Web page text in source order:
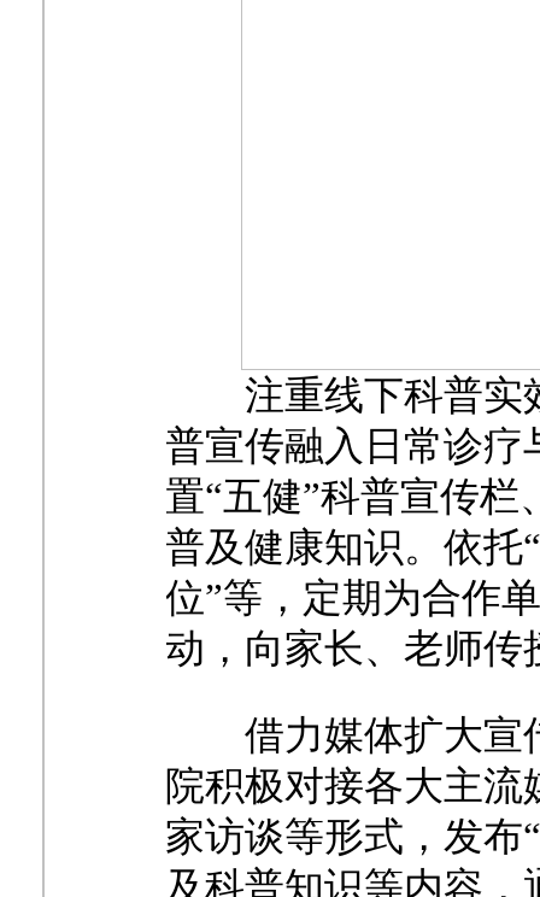
注重线下科普实
普宣传融入日常诊
置“五健”科普宣传
普及健康知识。依托
位”等，定期为合作
动，向家长、老师传
借力媒体扩大宣
院积极对接各大主
家访谈等形式，发布
及科普知识等内容